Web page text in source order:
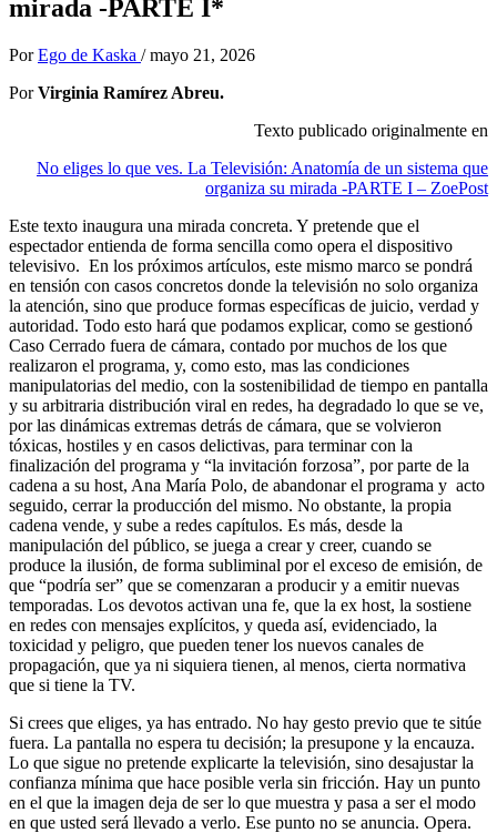
mirada -PARTE I*
Por Ego de Kaska / mayo 21, 2026
PorVirginia Ramírez Abreu.
Texto publicado originalmente en
No eliges lo que ves. La Televisión: Anatomía de un sistema que
organiza su mirada -PARTE I – ZoePost
Este texto inaugura una mirada concreta. Y pretende que el
espectador entienda de forma sencilla como opera el dispositivo
televisivo. En los próximos artículos, este mismo marco se pondrá
en tensión con casos concretos donde la televisión no solo organiza
la atención, sino que produce formas específicas de juicio, verdad y
autoridad. Todo esto hará que podamos explicar, como se gestionó
Caso Cerrado fuera de cámara, contado por muchos de los que
realizaron el programa, y, como esto, mas las condiciones
manipulatorias del medio, con la sostenibilidad de tiempo en pantalla
y su arbitraria distribución viral en redes, ha degradado lo que se ve,
por las dinámicas extremas detrás de cámara, que se volvieron
tóxicas, hostiles y en casos delictivas, para terminar con la
finalización del programa y “la invitación forzosa”, por parte de la
cadena a su host, Ana María Polo, de abandonar el programa y acto
seguido, cerrar la producción del mismo. No obstante, la propia
cadena vende, y sube a redes capítulos. Es más, desde la
manipulación del público, se juega a crear y creer, cuando se
produce la ilusión, de forma subliminal por el exceso de emisión, de
que “podría ser” que se comenzaran a producir y a emitir nuevas
temporadas. Los devotos activan una fe, que la ex host, la sostiene
en redes con mensajes explícitos, y queda así, evidenciado, la
toxicidad y peligro, que pueden tener los nuevos canales de
propagación, que ya ni siquiera tienen, al menos, cierta normativa
que si tiene la TV.
Si crees que eliges, ya has entrado. No hay gesto previo que te sitúe
fuera. La pantalla no espera tu decisión; la presupone y la encauza.
Lo que sigue no pretende explicarte la televisión, sino desajustar la
confianza mínima que hace posible verla sin fricción. Hay un punto
en el que la imagen deja de ser lo que muestra y pasa a ser el modo
en que usted será llevado a verlo. Ese punto no se anuncia. Opera.